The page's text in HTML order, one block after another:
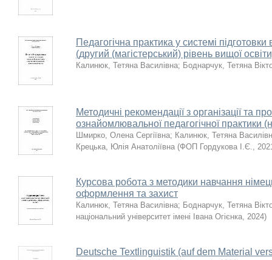
Педагогічна практика у системі
(другий (магістерський) рівень вищої
Калинюк, Тетяна Василівна; Боднарчук, Тетяна
Методичні рекомендації з організації та
ознайомлювальної педагогічної практики
Шмирко, Олена Сергіївна; Калинюк, Тетяна
Крецька, Юлія Анатоліївна (ФОП Гордукова І.Є.,
Курсова робота з методики навчання
оформлення та захист
Калинюк, Тетяна Василівна; Боднарчук, Тетяна
національний університет імені Івана Огієнка, 2024)
Deutsche Textlinguistik (auf dem Material